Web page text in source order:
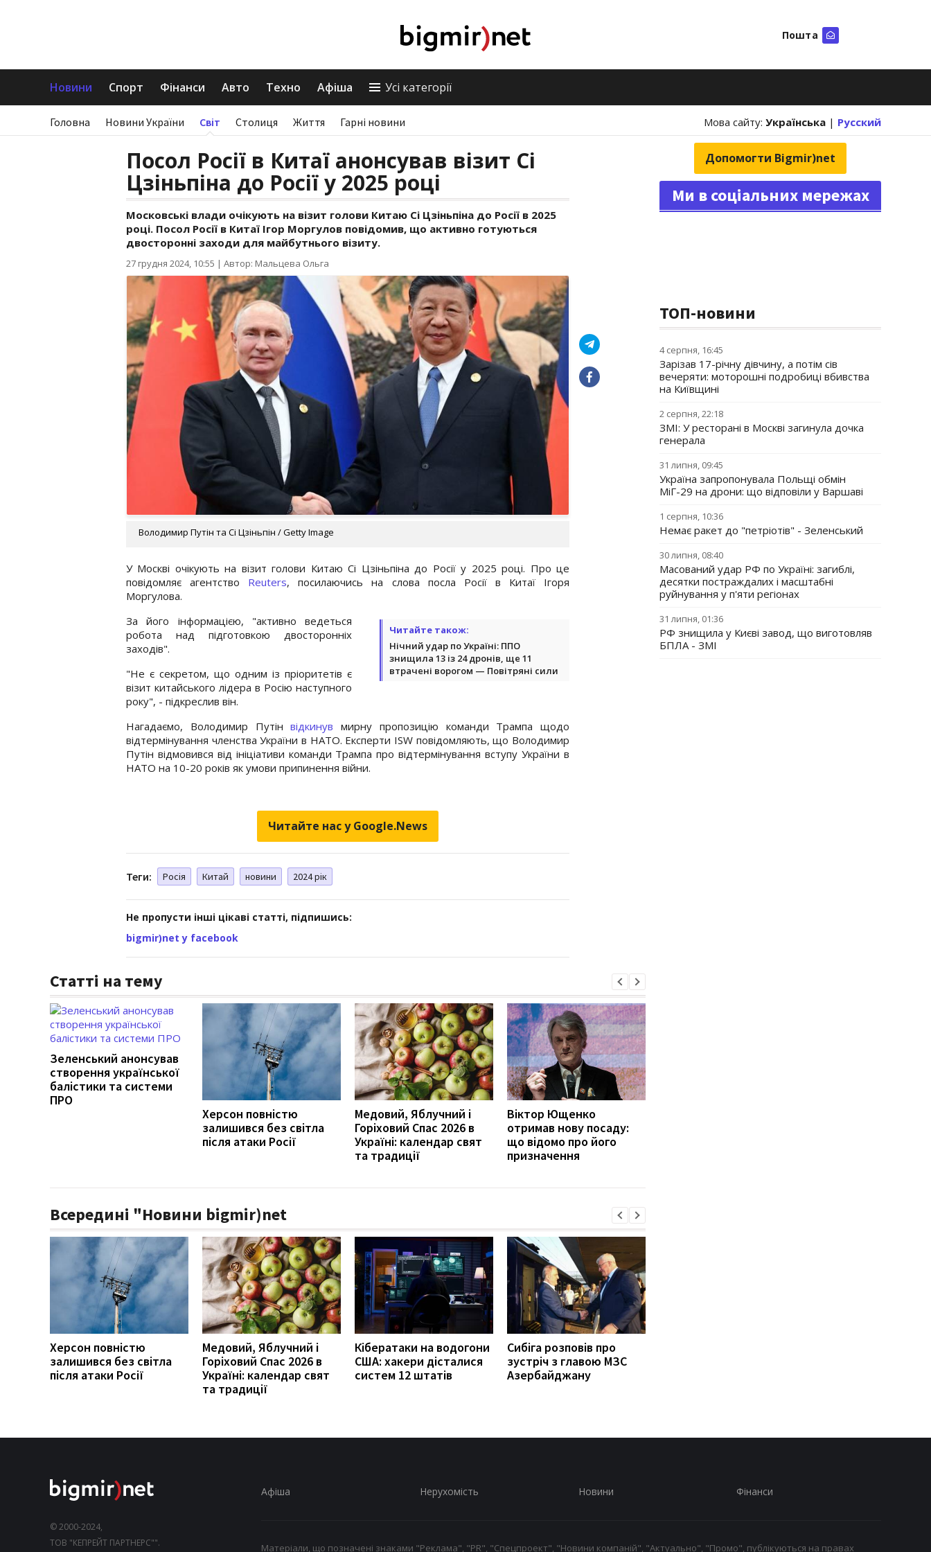
Пошта
Новини Спорт Фінанси Авто Техно Афіша Усі категорії
Головна Новини України Світ Столиця Життя Гарні новини Мова сайту: Українська | Русский
Посол Росії в Китаї анонсував візит Сі
Цзіньпіна до Росії у 2025 році
Московські влади очікують на візит голови Китаю Сі Цзіньпіна до Росії в 2025
році. Посол Росії в Китаї Ігор Моргулов повідомив, що активно готуються
двосторонні заходи для майбутнього візиту.
27 грудня 2024, 10:55 | Автор: Мальцева Ольга
Володимир Путін та Сі Цзіньпін / Getty Image
У Москві очікують на візит голови Китаю Сі Цзіньпіна до Росії у 2025 році. Про це
повідомляє агентство Reuters, посилаючись на слова посла Росії в Китаї Ігоря
Моргулова.
Читайте також:
Нічний удар по Україні: ППО
знищила 13 із 24 дронів, ще 11
втрачені ворогом — Повітряні сили
За його інформацією, "активно ведеться
робота над підготовкою двосторонніх
заходів".
"Не є секретом, що одним із пріоритетів є
візит китайського лідера в Росію наступного
року", - підкреслив він.
Нагадаємо, Володимир Путінвідкинув мирну пропозицію команди Трампа щодо
відтермінування членства України в НАТО. Експерти ISW повідомляють, що Володимир
Путін відмовився від ініціативи команди Трампа про відтермінування вступу України в
НАТО на 10-20 років як умови припинення війни.
Читайте нас у Google.News
Теги: Росія Китай новини 2024 рік
Не пропусти інші цікаві статті, підпишись:
bigmir)net у facebook
Статті на тему
Зеленський анонсував
створення української
балістики та системи
ПРО
Херсон повністю
залишився без світла
після атаки Росії
Медовий, Яблучний і
Горіховий Спас 2026 в
Україні: календар свят
та традиції
Віктор Ющенко
отримав нову посаду:
що відомо про його
призначення
Всередині "Новини bigmir)net
Херсон повністю
залишився без світла
після атаки Росії
Медовий, Яблучний і
Горіховий Спас 2026 в
Україні: календар свят
та традиції
Кібератаки на водогони
США: хакери дісталися
систем 12 штатів
Сибіга розповів про
зустріч з главою МЗС
Азербайджану
Допомогти Bigmir)net
Ми в соціальних мережах
ТОП-новини
4 серпня, 16:45
Зарізав 17-річну дівчину, а потім сів
вечеряти: моторошні подробиці вбивства
на Київщині
2 серпня, 22:18
ЗМІ: У ресторані в Москві загинула дочка
генерала
31 липня, 09:45
Україна запропонувала Польщі обмін
МіГ-29 на дрони: що відповіли у Варшаві
1 серпня, 10:36
Немає ракет до "петріотів" - Зеленський
30 липня, 08:40
Масований удар РФ по Україні: загиблі,
десятки постраждалих і масштабні
руйнування у п'яти регіонах
31 липня, 01:36
РФ знищила у Києві завод, що виготовляв
БПЛА - ЗМІ
© 2000-2024,
ТОВ "КЕПРЕЙТ ПАРТНЕРС"".
Афіша Нерухомість Новини Фінанси
Матеріали, що позначені знаками "Реклама", "PR", "Спецпроект", "Новини компаній", "Актуально", "Промо", публікуються на правах